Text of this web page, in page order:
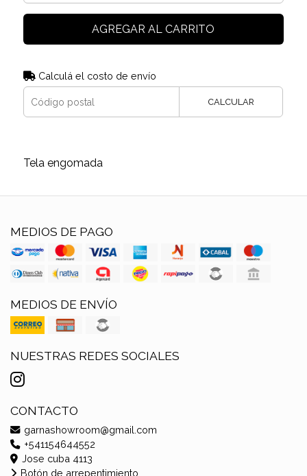
AGREGAR AL CARRITO
Calculá el costo de envío
CALCULAR
Tela engomada
MEDIOS DE PAGO
MEDIOS DE ENVÍO
NUESTRAS REDES SOCIALES
CONTACTO
garnashowroom@gmail.com
+541154644552
Jose cuba 4113
Botón de arrepentimiento